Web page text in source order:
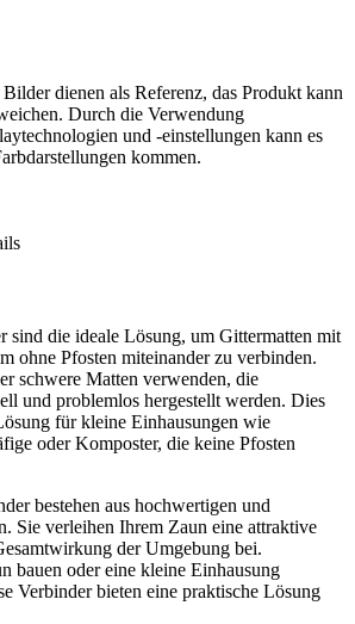
dienen als Referenz, das Produkt kann
Durch die Verwendung
und -einstellungen kann es
kommen.
sind die ideale Lösung, um Gittermatten mit
ohne Pfosten miteinander zu verbinden.
schwere Matten verwenden, die
und problemlos hergestellt werden. Dies
für kleine Einhausungen wie
oder Komposter, die keine Pfosten
bestehen aus hochwertigen und
Sie verleihen Ihrem Zaun eine attraktive
der Umgebung bei.
bauen oder eine kleine Einhausung
Verbinder bieten eine praktische Lösung